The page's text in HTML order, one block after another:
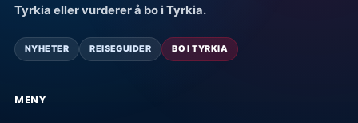
Tyrkia eller vurderer å bo i Tyrkia.
NYHETER REISEGUIDER BO I TYRKIA
MENY